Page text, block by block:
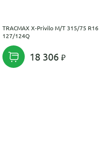
TRACMAX X-Privilo M/T 315/75 R16
127/124Q
18 306